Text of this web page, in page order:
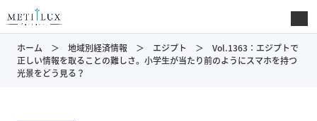
ホーム 地域別経済情報 エジプト
Vol.1363：エジプトで
正しい情報を取ることの難しさ。小学生が当たり前のようにスマホを持つ
光景をどう見る？